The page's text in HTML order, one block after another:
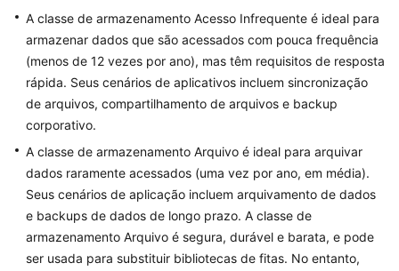
No
momento,
conteúdo
não
está
disponível
idioma
selecionado.
Consulte
A classe de armazenamento Acesso Infrequente é ideal para
armazenar dados que são acessados com pouca frequência
(menos de 12 vezes por ano), mas têm requisitos de resposta
rápida. Seus cenários de aplicativos incluem sincronização
de arquivos, compartilhamento de arquivos e backup
corporativo.
A classe de armazenamento Arquivo é ideal para arquivar
dados raramente acessados (uma vez por ano, em média).
Seus cenários de aplicação incluem arquivamento de dados
e backups de dados de longo prazo. A classe de
armazenamento Arquivo é segura, durável e barata, e pode
ser usada para substituir bibliotecas de fitas. No entanto,